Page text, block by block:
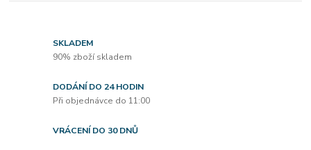
SKLADEM
90% zboží skladem
DODÁNÍ DO 24 HODIN
Při objednávce do 11:00
VRÁCENÍ DO 30 DNŮ